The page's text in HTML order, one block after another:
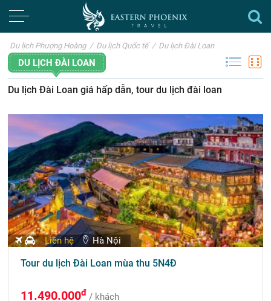
Du lịch Phượng Hoàng / Du lịch Quốc tế / Du lịch Đài Loan
DU LỊCH ĐÀI LOAN
Du lịch Đài Loan giá hấp dẫn, tour du lịch đài loan
Liên hệ Hà Nội
Tour du lịch Đài Loan mùa thu 5N4Đ
11.490.000đ / khách